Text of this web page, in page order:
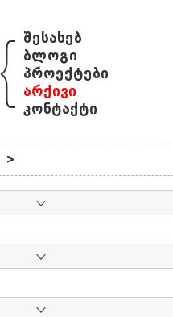
{ შესახებ
ბლოგი
პროექტები
არქივი
კონტაქტი
>